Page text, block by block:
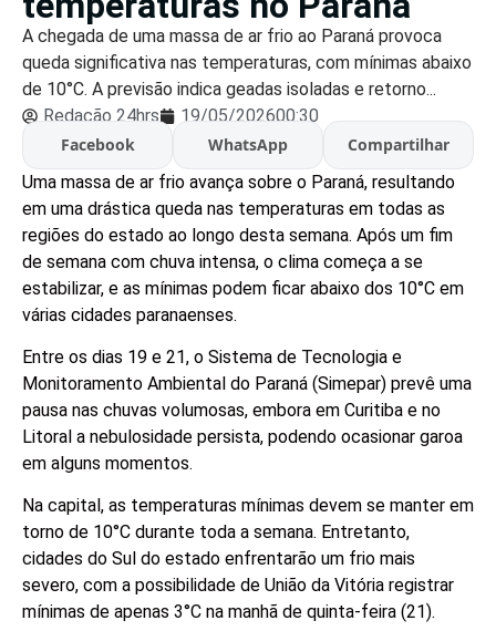
A chegada de uma massa de ar frio ao Paraná provoca
queda significativa nas temperaturas, com mínimas abaixo
de 10°C. A previsão indica geadas isoladas e retorno...
Redação 24hrs
19/05/202600:30
Facebook
WhatsApp
Compartilhar
Uma massa de ar frio avança sobre o Paraná, resultando
em uma drástica queda nas temperaturas em todas as
regiões do estado ao longo desta semana. Após um fim
de semana com chuva intensa, o clima começa a se
estabilizar, e as mínimas podem ficar abaixo dos 10°C em
várias cidades paranaenses.
Entre os dias 19 e 21, o Sistema de Tecnologia e
Monitoramento Ambiental do Paraná (Simepar) prevê uma
pausa nas chuvas volumosas, embora em Curitiba e no
Litoral a nebulosidade persista, podendo ocasionar garoa
em alguns momentos.
Na capital, as temperaturas mínimas devem se manter em
torno de 10°C durante toda a semana. Entretanto,
cidades do Sul do estado enfrentarão um frio mais
severo, com a possibilidade de União da Vitória registrar
mínimas de apenas 3°C na manhã de quinta-feira (21).